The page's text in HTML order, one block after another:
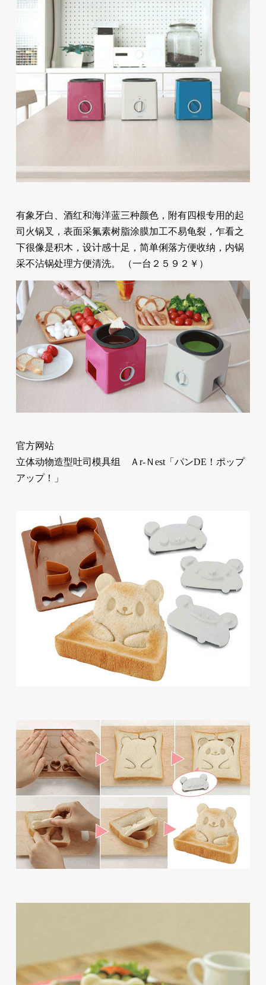
有象牙白、酒红和海洋蓝三种颜色，附有四根专用的起
司火锅叉，表面采氟素树脂涂膜加工不易龟裂，乍看之
下很像是积木，设计感十足，简单俐落方便收纳，内锅
采不沾锅处理方便清洗。 （一台２５９２￥）
官方网站
立体动物造型吐司模具组 Ａr-Ｎest「パンDE！ポップ
アップ！」